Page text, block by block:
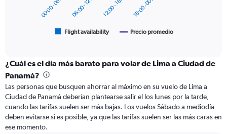
displaying
categories.
Range:
6
categories.
The
chart
has
Flight availability Precio promedio
00:00 - 06:00 06:00 - 12:00 18:00 - 00:00
¿Cuál es el día más barato para volar de Lima a Ciudad de
Panamá?
Las personas que busquen ahorrar al máximo en su vuelo de Lima a
Ciudad de Panamá deberían plantearse salir el los lunes por la tarde,
cuando las tarifas suelen ser más bajas. Los vuelos Sábado a mediodía
deben evitarse si es posible, ya que las tarifas suelen ser las más caras en
ese momento.